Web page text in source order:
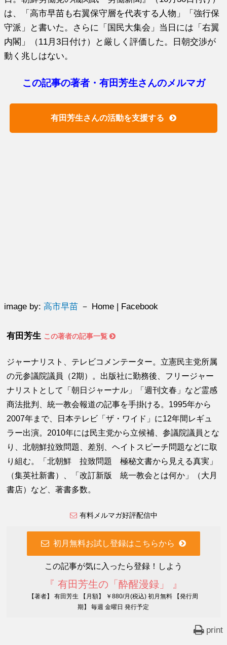
は、「高市早苗も右翼保守層を代表する人物」「強行保
守派」と書いた。さらに「国民大集会」当日には「右翼
内閣」（11月3日付け）と厳しく評価した。日朝交渉が
動く兆しはない。
この記事の著者・有田芳生さんのメルマガ
有田芳生さんの活動を支援する
image by:高市早苗 － Home | Facebook
有田芳生 この著者の記事一覧
ジャーナリスト、テレビコメンテーター。立憲民主党所属
の元参議院議員（2期）。出版社に勤務後、フリージャー
ナリストとして「朝日ジャーナル」「週刊文春」など霊感
商法批判、統一教会報道の記事を手掛ける。1995年から
2007年まで、日本テレビ「ザ・ワイド」に12年間レギュ
ラー出演。2010年には民主党から立候補、参議院議員とな
り、北朝鮮拉致問題、差別、ヘイトスピーチ問題などに取
り組む。「北朝鮮 拉致問題 極秘文書から見える真実」
（集英社新書）、「改訂新版 統一教会とは何か」（大月
書店）など、著書多数。
有料メルマガ好評配信中
初月無料お試し登録はこちらから
この記事が気に入ったら登録！しよう
『 有田芳生の「酔醒漫録」 』
【著者】 有田芳生 【月額】 ￥880/月(税込) 初月無料 【発行周
期】 毎週 金曜日 発行予定
print